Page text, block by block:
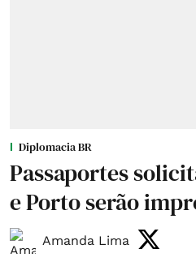
Diplomacia BR
Passaportes
e Porto serão
Amanda Lima